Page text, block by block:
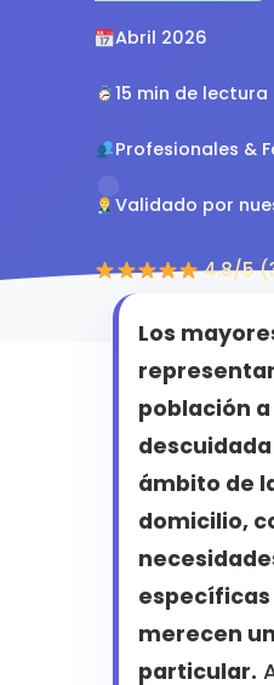
Abril 2026
15 min de lectura
Profesionales &
Validado por
4.8/5
Los
población
ámbito de
domicilio,
específicas
merecen
particular.